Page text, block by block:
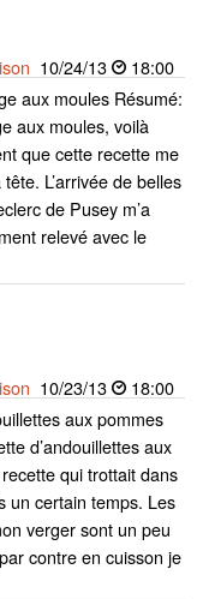
10/24/13
18:00
aux moules Résumé:
aux moules, voilà
que cette recette me
L’arrivée de belles
de Pusey m’a
relevé avec le
10/23/13
18:00
aux pommes
d’andouillettes aux
qui trottait dans
un certain temps. Les
verger sont un peu
contre en cuisson je